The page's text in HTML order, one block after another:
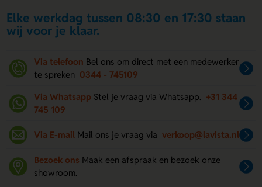
Elke werkdag tussen 08:30 en 17:30 staan
wij voor je klaar.
Via telefoon Bel ons om direct met een medewerker
te spreken 0344 - 745109
Via Whatsapp Stel je vraag via Whatsapp. +31 344
745 109
Via E-mail Mail ons je vraag via verkoop@lavista.nl
Bezoek ons Maak een afspraak en bezoek onze
showroom.